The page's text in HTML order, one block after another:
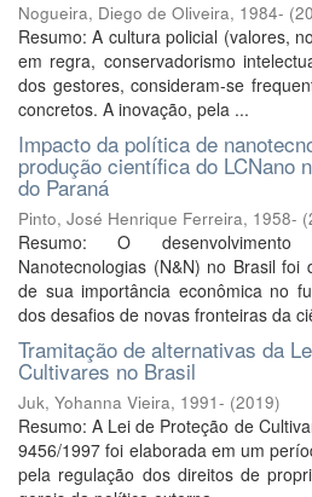
Nogueira, Diego de Oliveira, 1984- (
Resumo: A cultura policial (valores,
em regra, conservadorismo
dos gestores, consideram-se
concretos. A inovação, pela ...
Impacto da política de
produção científica do LCNano
do Paraná
Pinto, José Henrique Ferreira, 1958- (
Resumo: O
Nanotecnologias (N&N) no Brasil foi
de sua importância econômica no
dos desafios de novas fronteiras da
Tramitação de alternativas da
Cultivares no Brasil
Juk, Yohanna Vieira, 1991- (2019)
Resumo: A Lei de Proteção de
9456/1997 foi elaborada em um
pela regulação dos direitos de